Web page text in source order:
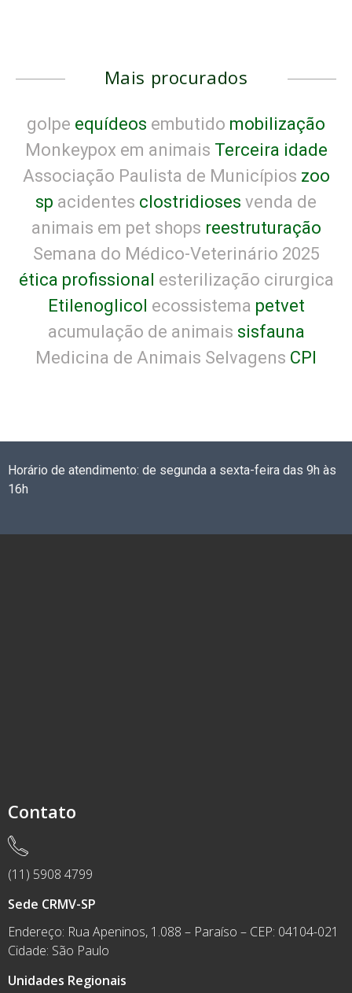
Mais procurados
golpe equídeos embutido mobilização
Monkeypox em animais Terceira idade
Associação Paulista de Municípios zoo
sp acidentes clostridioses venda de
animais em pet shops reestruturação
Semana do Médico-Veterinário 2025
ética profissional esterilização cirurgica
Etilenoglicol ecossistema petvet
acumulação de animais sisfauna
Medicina de Animais Selvagens CPI
Horário de atendimento: de segunda a sexta-feira das 9h às
16h
Contato
(11) 5908 4799
Sede CRMV-SP
Endereço: Rua Apeninos, 1.088 – Paraíso – CEP: 04104-021
Cidade: São Paulo
Unidades Regionais